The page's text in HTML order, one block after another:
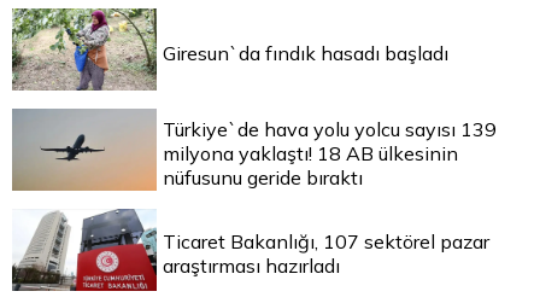
Giresun`da fındık hasadı başladı
Türkiye`de hava yolu yolcu sayısı 139
milyona yaklaştı! 18 AB ülkesinin
nüfusunu geride bıraktı
Ticaret Bakanlığı, 107 sektörel pazar
araştırması hazırladı